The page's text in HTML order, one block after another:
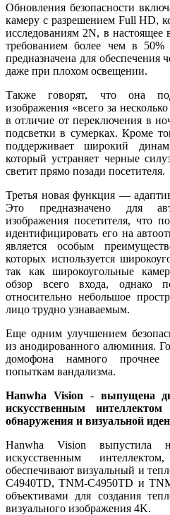
Обновления безопасности
камеру с разрешением Full HD,
исследованиям 2N, в настоящее
требованием более чем в
предназначена для обеспечения
даже при плохом освещении.
Также говорят, что она
изображения «всего за
в отличие от переключения в
подсветки в сумерках. Кроме
поддерживает широкий
который устраняет черные
светит прямо позади посетителя.
Третья новая функция —
Это предназначено для
изображения посетителя, что
идентифицировать его на
является особым
которых используется
так как широкоугольные
обзор всего входа, однако
относительно небольшое
лицо трудно узнаваемым.
Еще одним улучшением
из анодированного алюминия.
домофона намного прочнее
попыткам вандализма.
Hanwha
Vision - выпущена
искусственным
обнаружения и визуальной
Hanwha Vision выпустила
искусственным
обеспечивают визуальный и
C4940TD, TNM-C4950TD и
объективами для создания
визуального изображения 4K.